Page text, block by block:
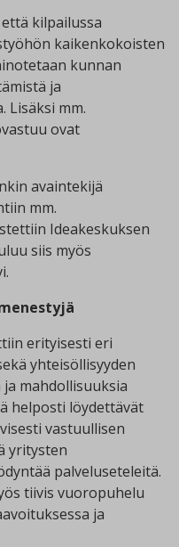
kilpailussa
kaikenkokoisten
kunnan
ja
Lisäksi mm.
ovat
avaintekijä
mm.
Ideakeskuksen
siis myös
erityisesti eri
yhteisöllisyyden
mahdollisuuksia
helposti löydettävät
vastuullisen
yritysten
palveluseteleitä.
tiivis vuoropuhelu
ja